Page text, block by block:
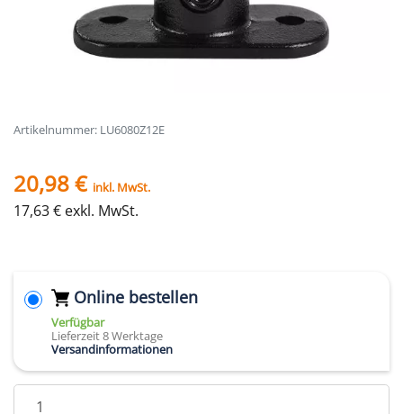
Artikelnummer: LU6080Z12E
20,98 € inkl. MwSt.
17,63 € exkl. MwSt.
Online bestellen
Verfügbar
Lieferzeit 8 Werktage
Versandinformationen